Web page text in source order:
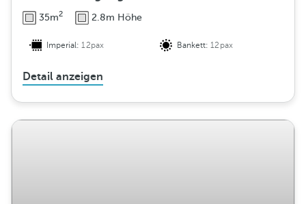
35m2 2.8m Höhe
Imperial:12pax Bankett:12pax
Detail anzeigen